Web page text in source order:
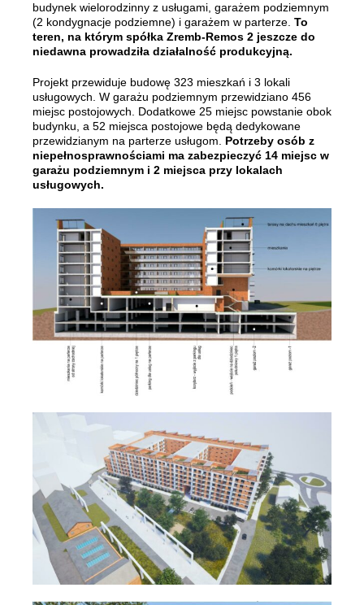
budynek wielorodzinny z usługami, garażem podziemnym
(2 kondygnacje podziemne) i garażem w parterze. To
teren, na którym spółka Zremb-Remos 2 jeszcze do
niedawna prowadziła działalność produkcyjną.
Projekt przewiduje budowę 323 mieszkań i 3 lokali
usługowych. W garażu podziemnym przewidziano 456
miejsc postojowych. Dodatkowe 25 miejsc powstanie obok
budynku, a 52 miejsca postojowe będą dedykowane
przewidzianym na parterze usługom. Potrzeby osób z
niepełnosprawnościami ma zabezpieczyć 14 miejsc w
garażu podziemnym i 2 miejsca przy lokalach
usługowych.